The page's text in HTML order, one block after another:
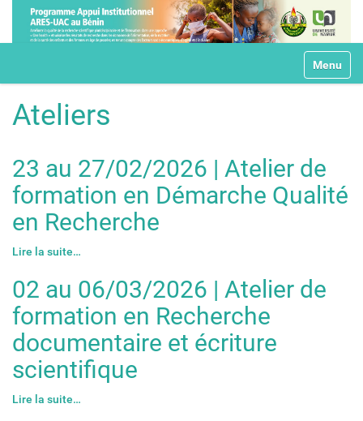
v
Toggle
Ateliers
23 au 27/02/2026 | Atelier de
formation en Démarche Qualité
en Recherche
Lire la suite…
02 au 06/03/2026 | Atelier de
formation en Recherche
documentaire et écriture
scientifique
Lire la suite…